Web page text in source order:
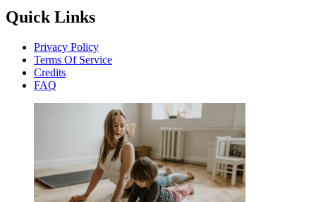
Quick Links
Privacy Policy
Terms Of Service
Credits
FAQ